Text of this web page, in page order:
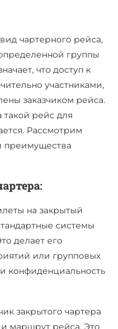
чартерного рейса,
группы
что доступ к
участниками,
заказчиком рейса.
рейс для
Рассмотрим
преимущества
на закрытый
системы
делает его
или групповых
конфиденциальность
закрытого чартера
маршрут рейса. Это